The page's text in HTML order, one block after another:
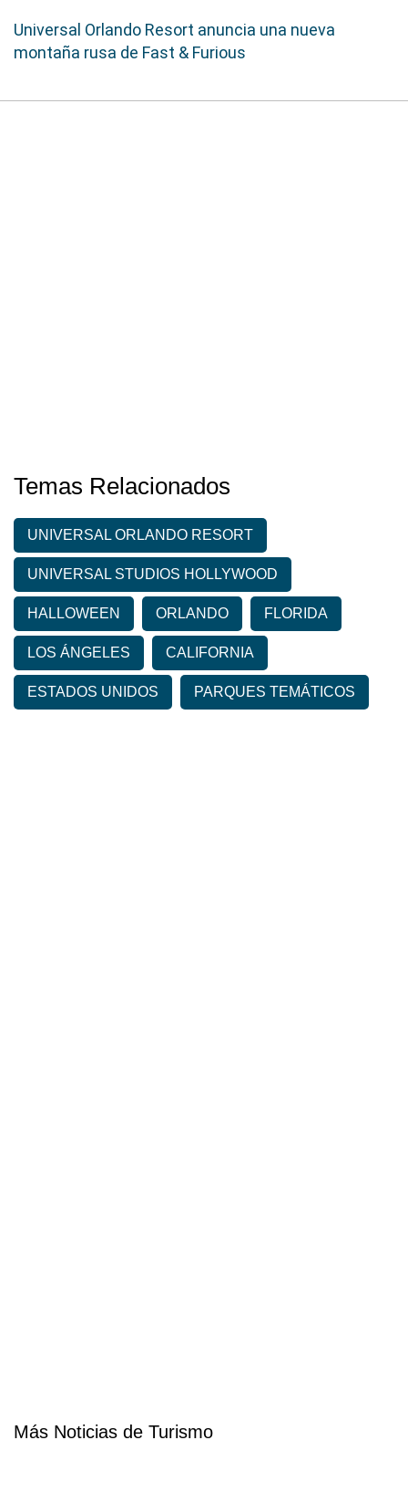
Universal Orlando Resort anuncia una nueva
montaña rusa de Fast & Furious
Temas Relacionados
UNIVERSAL ORLANDO RESORT
UNIVERSAL STUDIOS HOLLYWOOD
HALLOWEEN ORLANDO FLORIDA
LOS ÁNGELES CALIFORNIA
ESTADOS UNIDOS PARQUES TEMÁTICOS
Más Noticias de Turismo